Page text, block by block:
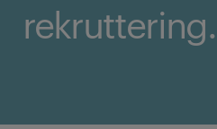
rekruttering.